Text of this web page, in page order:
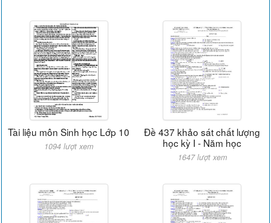
Tài liệu môn Sinh học Lớp 10
1094 lượt xem
Đề 437 khảo sát chất lượng
học kỳ I - Năm học
1647 lượt xem